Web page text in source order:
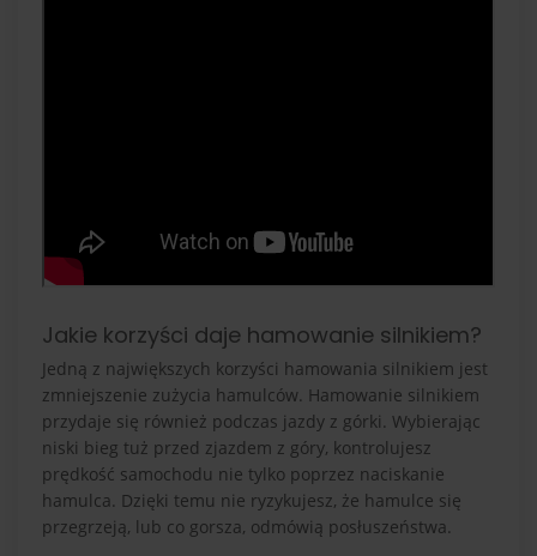
Jakie korzyści daje hamowanie silnikiem?
Jedną z największych korzyści hamowania silnikiem jest
zmniejszenie zużycia hamulców. Hamowanie silnikiem
przydaje się również podczas jazdy z górki. Wybierając
niski bieg tuż przed zjazdem z góry, kontrolujesz
prędkość samochodu nie tylko poprzez naciskanie
hamulca. Dzięki temu nie ryzykujesz, że hamulce się
przegrzeją, lub co gorsza, odmówią posłuszeństwa.